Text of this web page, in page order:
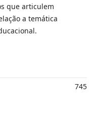
que articulem
a temática
745